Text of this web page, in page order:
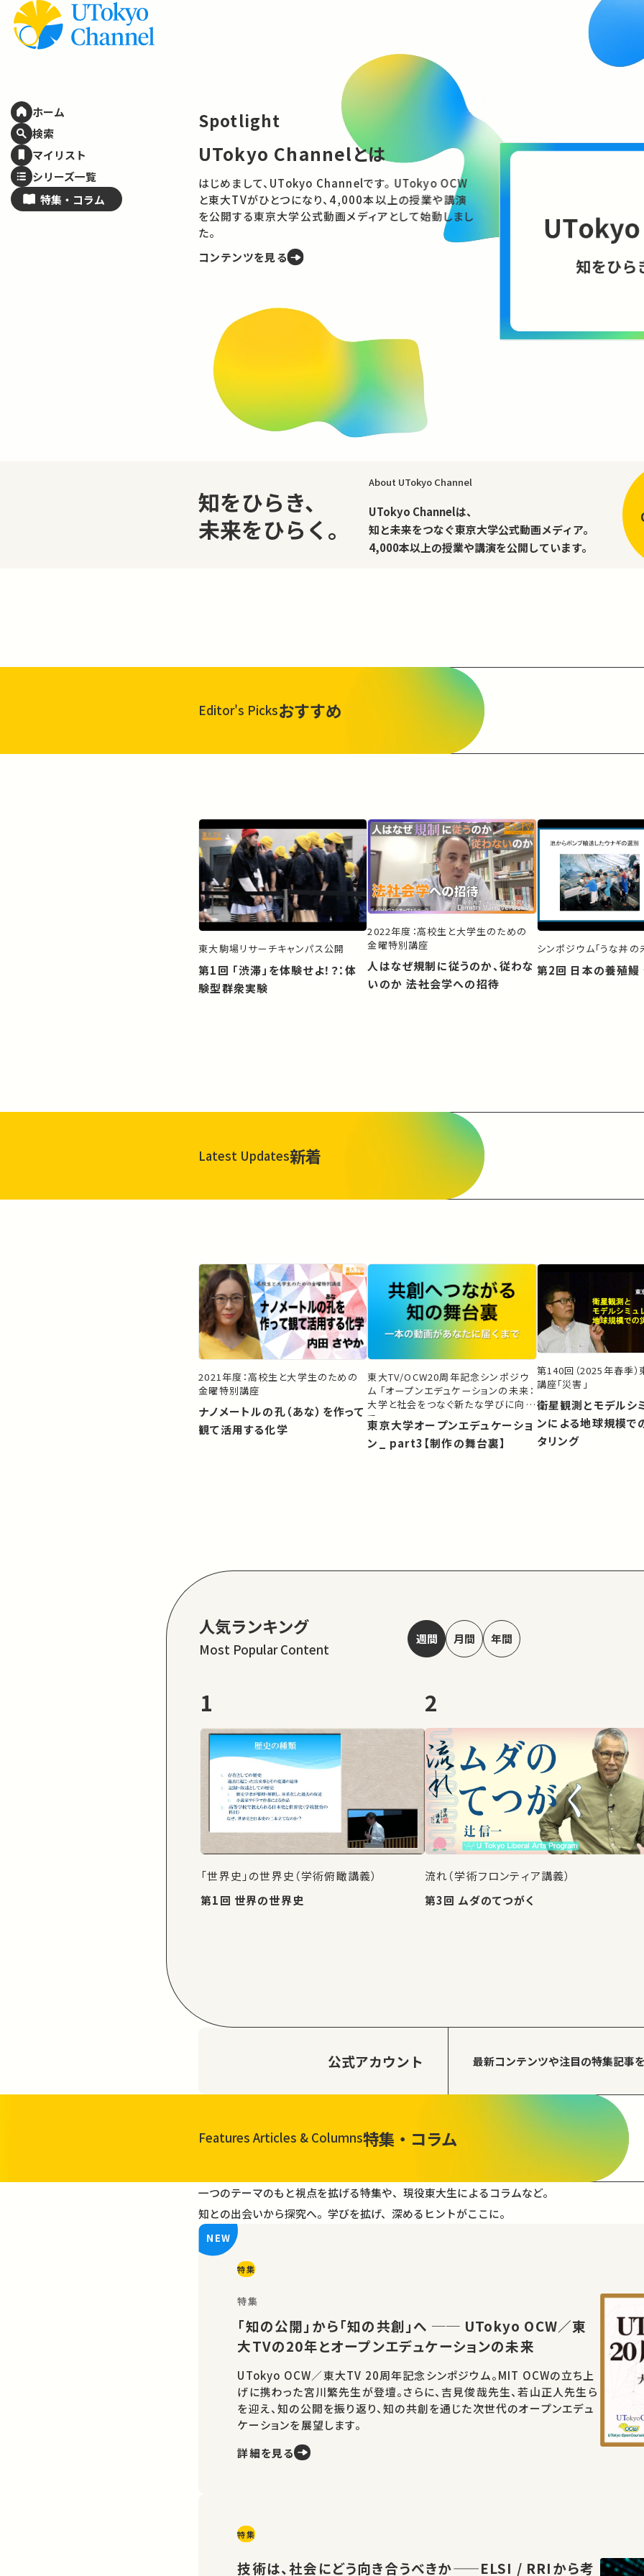
ホーム
検索
マイリスト
シリーズ一覧
特集・ コラム
Spotlight
UTokyo Channelとは
はじめまして、UTokyo Channelです。 UTokyo OCW
と東大TVがひとつになり、4,000本以上の授業や講演
を公開する東京大学公式動画メディアとして始動しまし
た。
コンテンツを見る
知をひらき、
未来をひらく。
About UTokyo Channel
UTokyo Channelは、
知と未来をつなぐ東京大学公式動画メディア。
4,000本以上の授業や講演を公開しています。
Editor's Picksおすすめ
東大駒場リサーチキャンパス公開
第1回 「渋滞」を体験せよ！？：体
験型群衆実験
2022年度：高校生と大学生のための
金曜特別講座
人はなぜ規制に従うのか、従わな
いのか ――法社会学への招待
シンポジウム「うな丼の
第2回 日本の養殖
Latest Updates新着
一覧を見る
2021年度：高校生と大学生のための
金曜特別講座
ナノメートルの孔（あな）を作って
観て活用する化学
東大TV/OCW20周年記念シンポジウ
ム 「オープンエデュケーションの未来：
大学と社会をつなぐ新たな学びに向け
て」
東京大学オープンエデュケーショ
ン_ part3【制作の舞台裏】
第140回（2025年春季
講座「災害」
衛星観測とモデルシ
ンによる地球規模で
タリング
人気ランキング
Most Popular Content
週間 月間 年間
1
「世界史」の世界史（学術俯瞰講義）
第1回 世界の世界史
2
流れ（学術フロンティア講義）
第3回 ムダのてつがく
公式アカウント 最新コンテンツや注目の特集記事
Features Articles & Columns特集・コラム
一覧を見る
一つのテーマのもと視点を拡げる特集や、現役東大生によるコラムなど。
知との出会いから探究へ。学びを拡げ、深めるヒントがここに。
特集
特集
「知の公開」から「知の共創」へ ── UTokyo OCW／東
大TVの20年とオープンエデュケーションの未来
UTokyo OCW／東大TV 20周年記念シンポジウム。MIT OCWの立ち上
げに携わった宮川繁先生が登壇。さらに、吉見俊哉先生、若山正人先生ら
を迎え、知の公開を振り返り、知の共創を通じた次世代のオープンエデュ
ケーションを展望します。
詳細を見る
特集
技術は、社会にどう向き合うべきか——ELSI / RRIから考